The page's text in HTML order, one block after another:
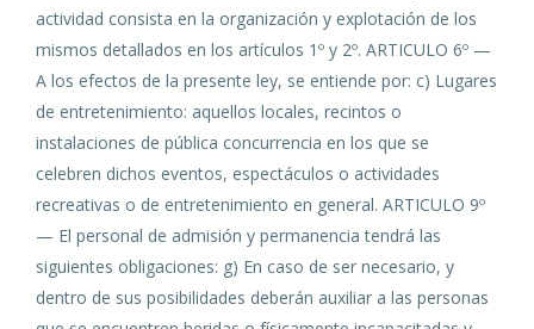
actividad consista en la organización y explotación de los
mismos detallados en los artículos 1º y 2º. ARTICULO 6º —
A los efectos de la presente ley, se entiende por: c) Lugares
de entretenimiento: aquellos locales, recintos o
instalaciones de pública concurrencia en los que se
celebren dichos eventos, espectáculos o actividades
recreativas o de entretenimiento en general. ARTICULO 9º
— El personal de admisión y permanencia tendrá las
siguientes obligaciones: g) En caso de ser necesario, y
dentro de sus posibilidades deberán auxiliar a las personas